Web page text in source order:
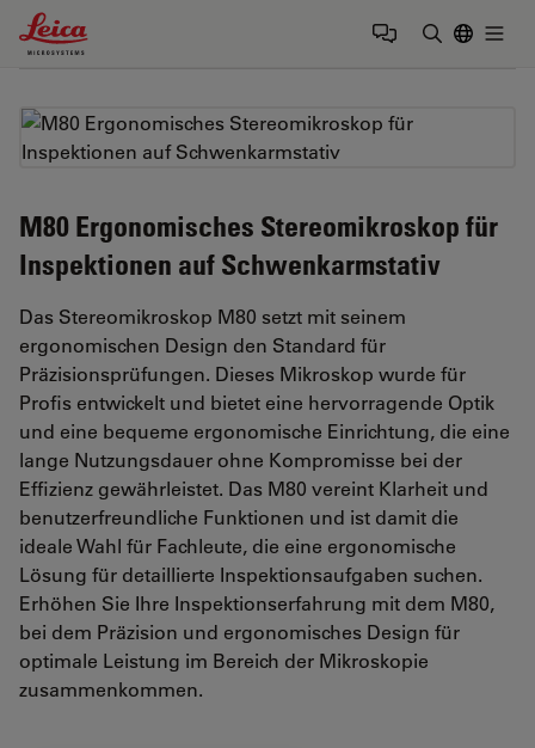
Leica Microsystems Logo
M80 Ergonomisches Stereomikroskop für
Inspektionen auf Schwenkarmstativ
Das Stereomikroskop M80 setzt mit seinem
ergonomischen Design den Standard für
Präzisionsprüfungen. Dieses Mikroskop wurde für
Profis entwickelt und bietet eine hervorragende Optik
und eine bequeme ergonomische Einrichtung, die eine
lange Nutzungsdauer ohne Kompromisse bei der
Effizienz gewährleistet. Das M80 vereint Klarheit und
benutzerfreundliche Funktionen und ist damit die
ideale Wahl für Fachleute, die eine ergonomische
Lösung für detaillierte Inspektionsaufgaben suchen.
Erhöhen Sie Ihre Inspektionserfahrung mit dem M80,
bei dem Präzision und ergonomisches Design für
optimale Leistung im Bereich der Mikroskopie
zusammenkommen.